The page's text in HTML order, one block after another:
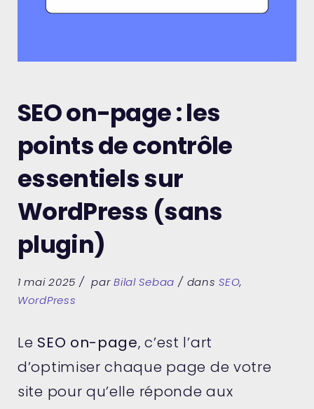
SEO on-page : les
points de contrôle
essentiels sur
WordPress (sans
plugin)
1 mai 2025 parBilal Sebaa dansSEO,
WordPress
Le SEO on-page, c’est l’art
d’optimiser chaque page de votre
site pour qu’elle réponde aux